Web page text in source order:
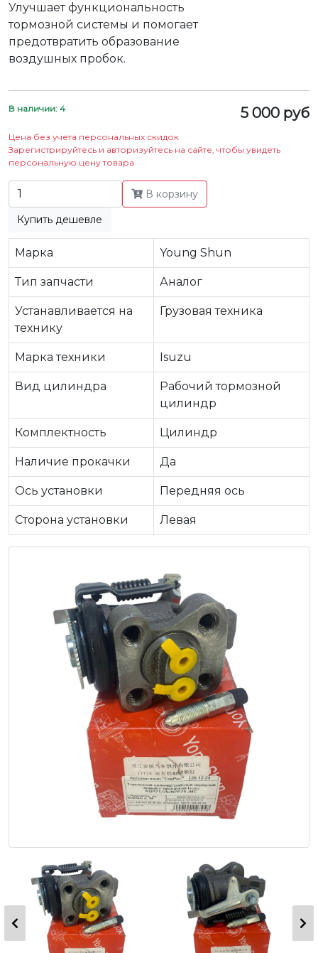
Улучшает функциональность
тормозной системы и помогает
предотвратить образование
воздушных пробок.
В наличии: 4 5 000 руб
Цена без учета персональных скидок
Зарегистрируйтесь и авторизуйтесь на сайте, чтобы увидеть
персональную цену товара
В корзину
Купить дешевле
Марка Young Shun
Тип запчасти Аналог
Устанавливается на
технику
Грузовая техника
Марка техники Isuzu
Вид цилиндра
Рабочий тормозной
цилиндр
Комплектность Цилиндр
Наличие прокачки Да
Ось установки Передняя ось
Сторона установки Левая